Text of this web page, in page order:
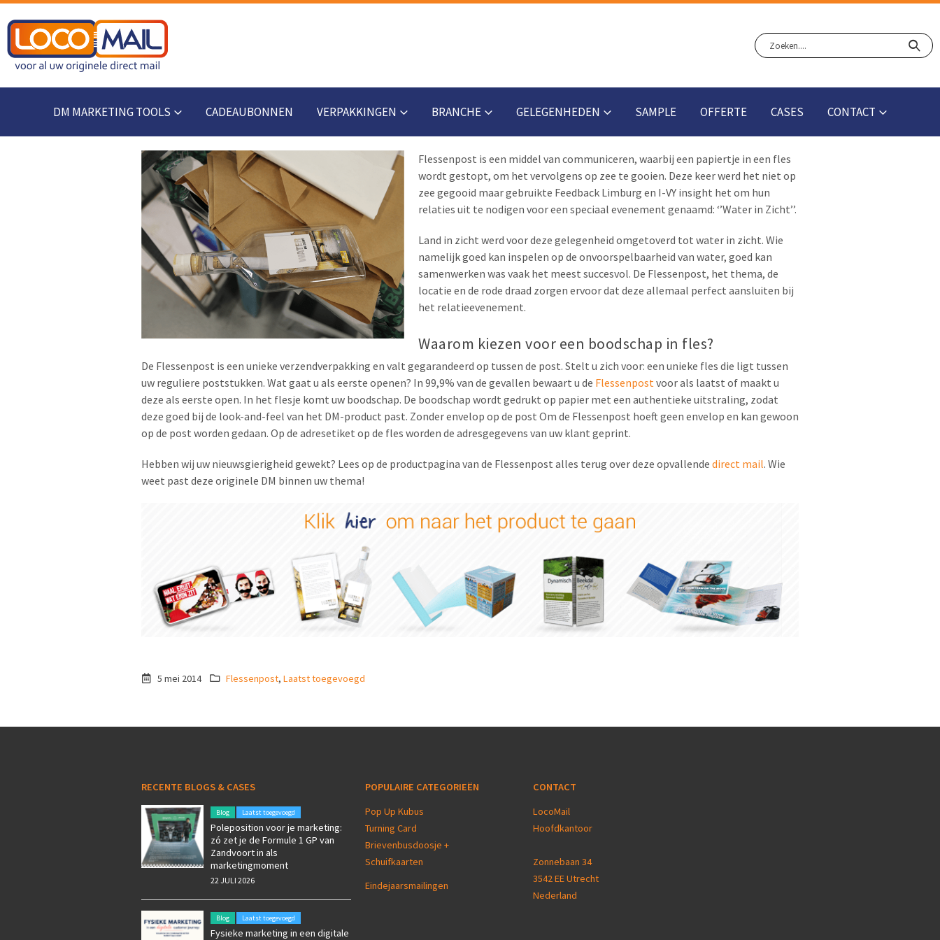
DM MARKETING TOOLS CADEAUBONNEN VERPAKKINGEN BRANCHE GELEGENHEDEN SAMPLE OFFERTE CASES CONTACT
Flessenpost is een middel van communiceren, waarbij een papiertje in een fles
wordt gestopt, om het vervolgens op zee te gooien. Deze keer werd het niet op
zee gegooid maar gebruikte Feedback Limburg en I-VY insight het om hun
relaties uit te nodigen voor een speciaal evenement genaamd: ‘’Water in Zicht’’.
Land in zicht werd voor deze gelegenheid omgetoverd tot water in zicht. Wie
namelijk goed kan inspelen op de onvoorspelbaarheid van water, goed kan
samenwerken was vaak het meest succesvol. De Flessenpost, het thema, de
locatie en de rode draad zorgen ervoor dat deze allemaal perfect aansluiten bij
het relatieevenement.
Waarom kiezen voor een boodschap in fles?
De Flessenpost is een unieke verzendverpakking en valt gegarandeerd op tussen de post. Stelt u zich voor: een unieke fles die ligt tussen
uw reguliere poststukken. Wat gaat u als eerste openen? In 99,9% van de gevallen bewaart u de Flessenpostvoor als laatst of maakt u
deze als eerste open. In het flesje komt uw boodschap. De boodschap wordt gedrukt op papier met een authentieke uitstraling, zodat
deze goed bij de look-and-feel van het DM-product past. Zonder envelop op de post Om de Flessenpost hoeft geen envelop en kan gewoon
op de post worden gedaan. Op de adresetiket op de fles worden de adresgegevens van uw klant geprint.
Hebben wij uw nieuwsgierigheid gewekt? Lees op de productpagina van de Flessenpost alles terug over deze opvallende direct mail. Wie
weet past deze originele DM binnen uw thema!
5 mei 2014 Flessenpost, Laatst toegevoegd
RECENTE BLOGS & CASES
Blog Laatst toegevoegd
Poleposition voor je marketing:
zó zet je de Formule 1 GP van
Zandvoort in als
marketingmoment
22 JULI 2026
Blog Laatst toegevoegd
Fysieke marketing in een digitale
POPULAIRE CATEGORIEËN
Pop Up Kubus
Turning Card
Brievenbusdoosje +
Schuifkaarten
Eindejaarsmailingen
CONTACT
LocoMail
Hoofdkantoor
Zonnebaan 34
3542 EE Utrecht
Nederland